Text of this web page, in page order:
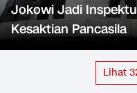
Jokowi Jadi
Kesaktian Pancasila
Lihat